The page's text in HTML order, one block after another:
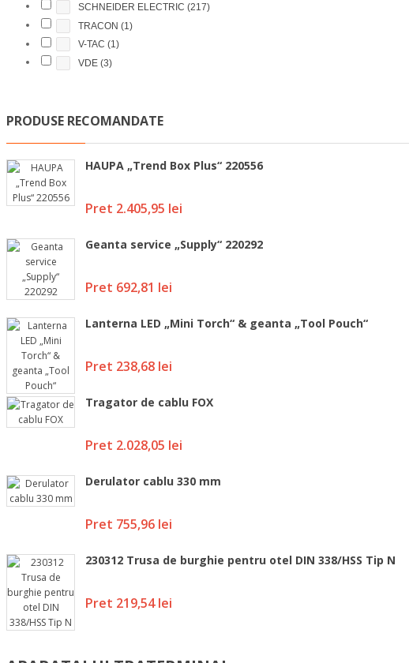
SCHNEIDER ELECTRIC (217)
TRACON (1)
V-TAC (1)
VDE (3)
PRODUSE RECOMANDATE
HAUPA „Trend Box Plus“ 220556
Pret 2.405,95 lei
Geanta service „Supply“ 220292
Pret 692,81 lei
Lanterna LED „Mini Torch“ & geanta „Tool Pouch“
Pret 238,68 lei
Tragator de cablu FOX
Pret 2.028,05 lei
Derulator cablu 330 mm
Pret 755,96 lei
230312 Trusa de burghie pentru otel DIN 338/HSS Tip N
Pret 219,54 lei